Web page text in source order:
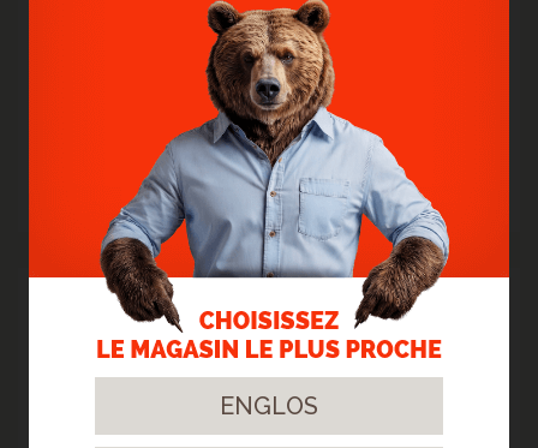
> POSE D'UN SOL STRATIFIÉ BATON ROMPU -
CHATEAU JAVA NATURAL
Vous rêvez d'un intérieur majestueux à un prix attractif ?
> Lire la suite...
ENGLOS